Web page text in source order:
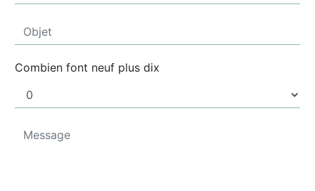
Combien font neuf plus dix